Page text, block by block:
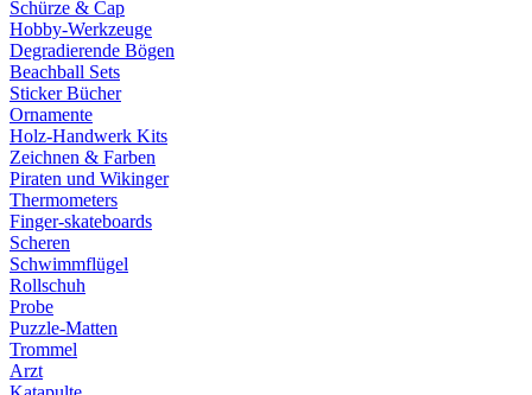
Schürze & Cap
Hobby-Werkzeuge
Degradierende Bögen
Beachball Sets
Sticker Bücher
Ornamente
Holz-Handwerk Kits
Zeichnen & Farben
Piraten und Wikinger
Thermometers
Finger-skateboards
Scheren
Schwimmflügel
Rollschuh
Probe
Puzzle-Matten
Trommel
Arzt